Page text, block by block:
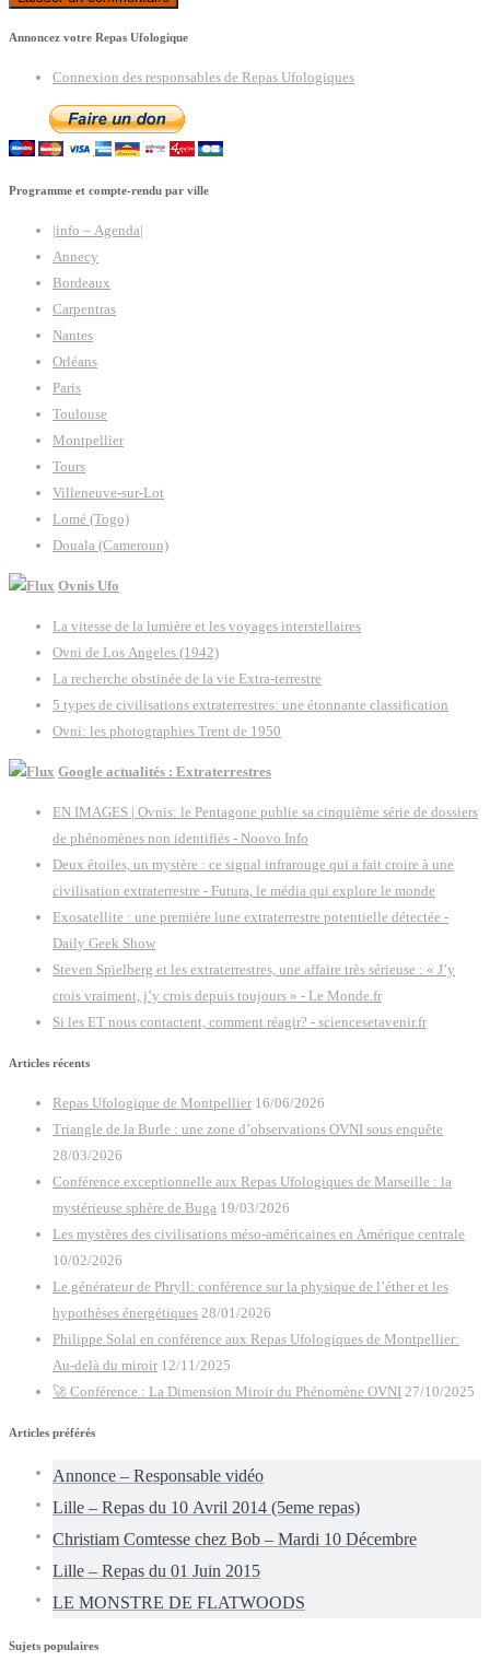
Annoncez votre Repas Ufologique
Connexion des responsables de Repas Ufologiques
Programme et compte-rendu par ville
|info – Agenda|
Annecy
Bordeaux
Carpentras
Nantes
Orléans
Paris
Toulouse
Montpellier
Tours
Villeneuve-sur-Lot
Lomé (Togo)
Douala (Cameroun)
Ovnis Ufo
La vitesse de la lumière et les voyages interstellaires
Ovni de Los Angeles (1942)
La recherche obstinée de la vie Extra-terrestre
5 types de civilisations extraterrestres: une étonnante classification
Ovni: les photographies Trent de 1950
Google actualités : Extraterrestres
EN IMAGES | Ovnis: le Pentagone publie sa cinquième série de dossiers
de phénomènes non identifiés - Noovo Info
Deux étoiles, un mystère : ce signal infrarouge qui a fait croire à une
civilisation extraterrestre - Futura, le média qui explore le monde
Exosatellite : une première lune extraterrestre potentielle détectée -
Daily Geek Show
Steven Spielberg et les extraterrestres, une affaire très sérieuse : « J’y
crois vraiment, j’y crois depuis toujours » - Le Monde.fr
Si les ET nous contactent, comment réagir? - sciencesetavenir.fr
Articles récents
Repas Ufologique de Montpellier 16/06/2026
Triangle de la Burle : une zone d’observations OVNI sous enquête
28/03/2026
Conférence exceptionnelle aux Repas Ufologiques de Marseille : la
mystérieuse sphère de Buga 19/03/2026
Les mystères des civilisations méso-américaines en Amérique centrale
10/02/2026
Le générateur de Phryll: conférence sur la physique de l’éther et les
hypothèses énergétiques 28/01/2026
Philippe Solal en conférence aux Repas Ufologiques de Montpellier:
Au-delà du miroir 12/11/2025
🚀 Conférence : La Dimension Miroir du Phénomène OVNI 27/10/2025
Articles préférés
Annonce – Responsable vidéo
Lille – Repas du 10 Avril 2014 (5eme repas)
Christiam Comtesse chez Bob – Mardi 10 Décembre
Lille – Repas du 01 Juin 2015
LE MONSTRE DE FLATWOODS
Sujets populaires